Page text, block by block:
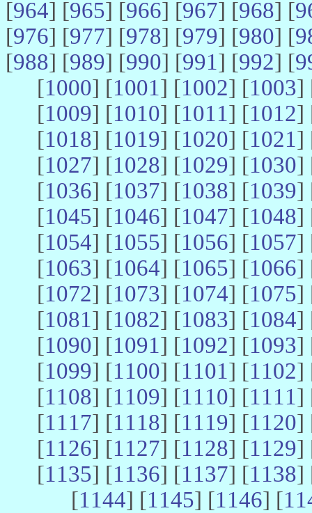
[964] [965] [966] [967] [968] [
[976] [977] [978] [979] [980] [
[988] [989] [990] [991] [992] [
[1000] [1001] [1002] [1003]
[1009] [1010] [1011] [1012]
[1018] [1019] [1020] [1021]
[1027] [1028] [1029] [1030]
[1036] [1037] [1038] [1039]
[1045] [1046] [1047] [1048]
[1054] [1055] [1056] [1057]
[1063] [1064] [1065] [1066]
[1072] [1073] [1074] [1075]
[1081] [1082] [1083] [1084]
[1090] [1091] [1092] [1093]
[1099] [1100] [1101] [1102]
[1108] [1109] [1110] [1111]
[1117] [1118] [1119] [1120]
[1126] [1127] [1128] [1129]
[1135] [1136] [1137] [1138]
[1144] [1145] [1146] [